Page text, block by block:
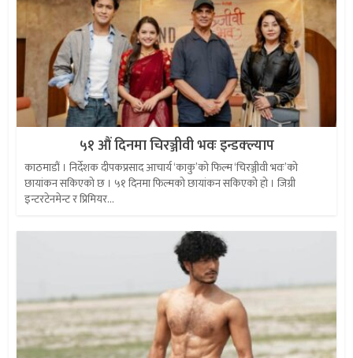
५१ औं दिनमा चिरञ्जीवी भवः इन्डक्ल्याप
काठमाडौं । निर्देशक दीपकप्रसाद आचार्य ‘काकु’को फिल्म ‘चिरञ्जीवी भवः’को
छायांकन सकिएको छ । ५१ दिनमा फिल्मको छायांकन सकिएको हो । जिग्री
इन्टरटेनमेन्ट र प्रिमियर...